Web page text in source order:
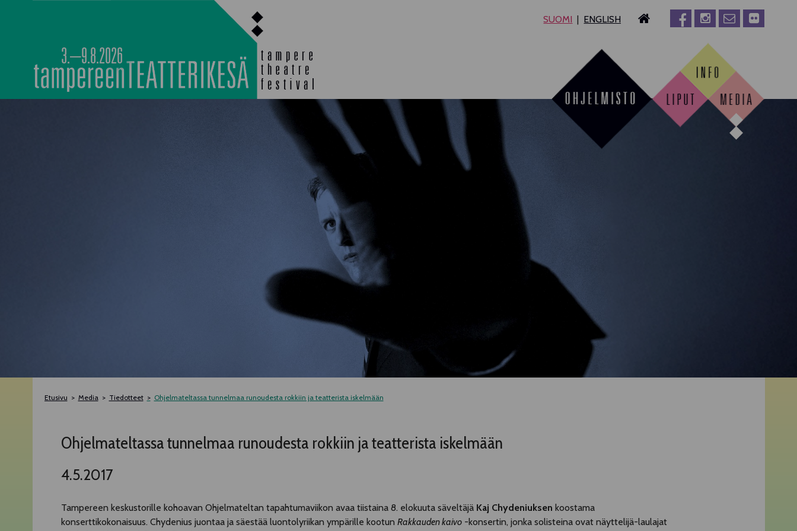
SUOMI ENGLISH
3.–9.8.2026
TELTTALAB OFF TAMPERE
MUU OHJELMISTO
Etusivu Media Tiedotteet Ohjelmateltassa tunnelmaa runoudesta rokkiin ja teatterista iskelmään
Ohjelmateltassa tunnelmaa runoudesta rokkiin ja teatterista iskelmään
4.5.2017
Tampereen keskustorille kohoavan Ohjelmateltan tapahtumaviikon avaa tiistaina 8. elokuuta säveltäjä Kaj Chydeniuksen koostama
konserttikokonaisuus. Chydenius juontaa ja säestää luontolyriikan ympärille kootun Rakkauden kaivo-konsertin, jonka solisteina ovat näyttelijä-laulajat